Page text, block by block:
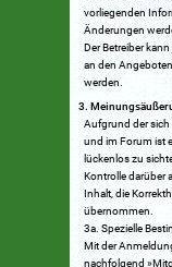
vorliegenden
Änderungen
Der Betreiber
an den
werden.
Aufgrund der sich
und im Forum ist
lückenlos zu
Kontrolle darüber
Inhalt, die
übernommen.
3a. Spezielle
Mit der
nachfolgend